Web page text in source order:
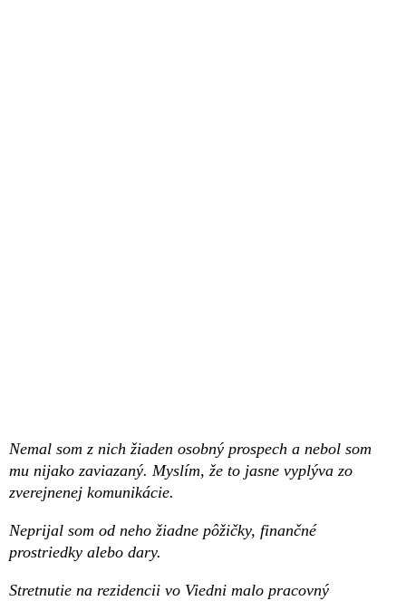
Nemal som z nich žiaden osobný prospech a nebol som
mu nijako zaviazaný. Myslím, že to jasne vyplýva zo
zverejnenej komunikácie.
Neprijal som od neho žiadne pôžičky, finančné
prostriedky alebo dary.
Stretnutie na rezidencii vo Viedni malo pracovný